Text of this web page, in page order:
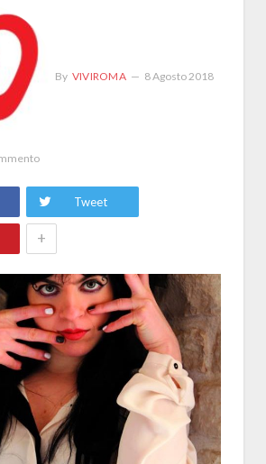
By VIVIROMA 8 Agosto 2018
Tweet
+